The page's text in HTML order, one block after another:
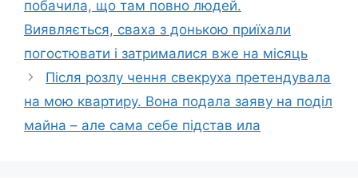
побачила, що там повно людей.
Виявляється, сваха з донькою приїхали
погостювати і затрималися вже на місяць
Після розлу чення свекруха претендувала
на мою квартиру. Вона подала заяву на поділ
майна – але сама себе підстав ила